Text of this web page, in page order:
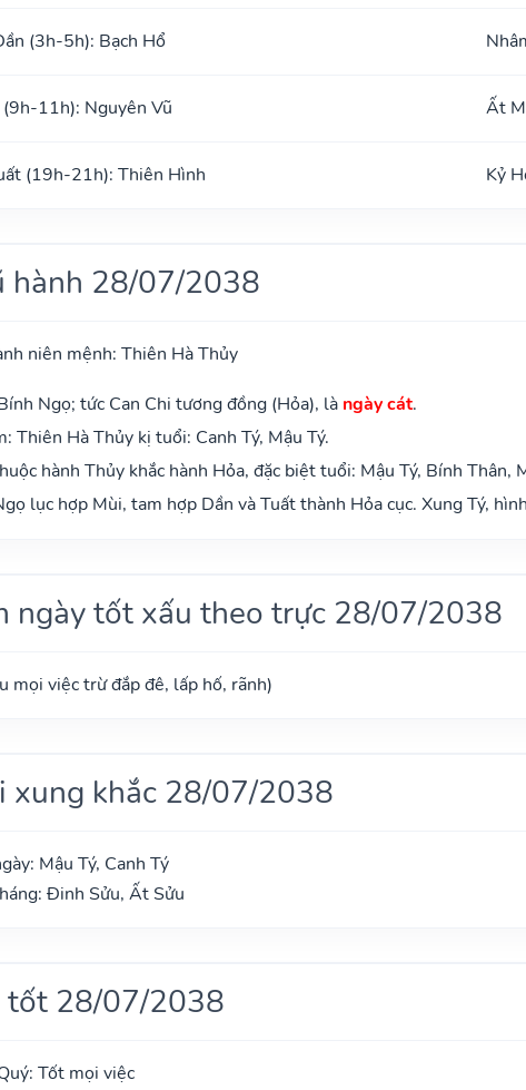
(3h-5h): Bạch Hổ
(9h-11h): Nguyên Vũ Ất
(19h-21h): Thiên Hình Kỷ
hành 28/07/2038
niên mệnh: Thiên Hà Thủy
Ngọ; tức Can Chi tương đồng (Hỏa), là ngày cát.
Thiên Hà Thủy kị tuổi: Canh Tý, Mậu Tý.
hành Thủy khắc hành Hỏa, đặc biệt tuổi: Mậu Tý, Bính Thân,
lục hợp Mùi, tam hợp Dần và Tuất thành Hỏa cục. Xung Tý,
ngày tốt xấu theo trực 28/07/2038
mọi việc trừ đắp đê, lấp hố, rãnh)
xung khắc 28/07/2038
Mậu Tý, Canh Tý
Đinh Sửu, Ất Sửu
tốt 28/07/2038
Tốt mọi việc